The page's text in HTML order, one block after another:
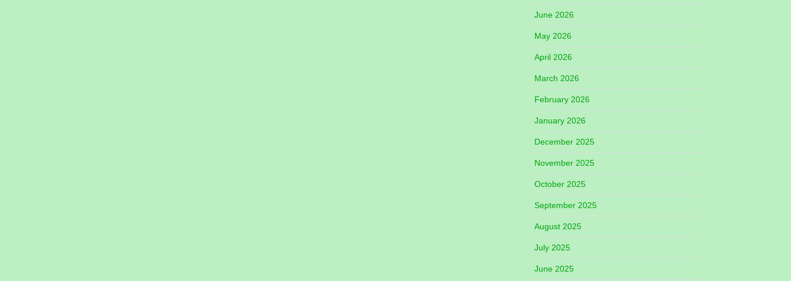
June 2026
May 2026
April 2026
March 2026
February 2026
January 2026
December 2025
November 2025
October 2025
September 2025
August 2025
July 2025
June 2025